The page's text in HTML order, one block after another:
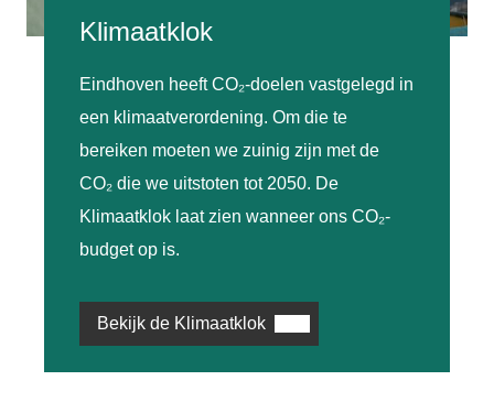
Klimaatklok
Eindhoven heeft CO₂-doelen vastgelegd in
een klimaatverordening. Om die te
bereiken moeten we zuinig zijn met de
CO₂ die we uitstoten tot 2050. De
Klimaatklok laat zien wanneer ons CO₂-
budget op is.
Bekijk de Klimaatklok